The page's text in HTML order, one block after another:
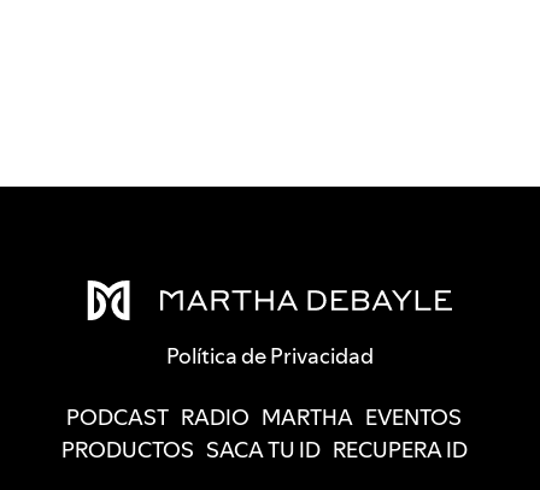
Política de Privacidad
PODCAST RADIO MARTHA EVENTOS
PRODUCTOS SACA TU ID RECUPERA ID